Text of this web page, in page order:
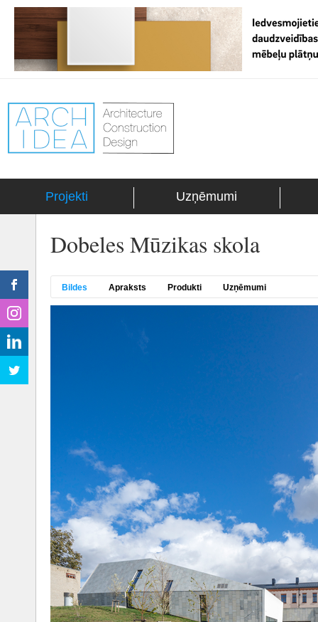
Projekti Uzņēmumi
Dobeles Mūzikas skola
Bildes Apraksts Produkti Uzņēmumi